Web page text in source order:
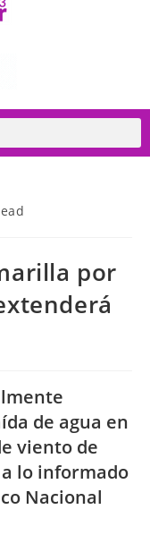
por
de agua en
viento de
lo informado
Nacional